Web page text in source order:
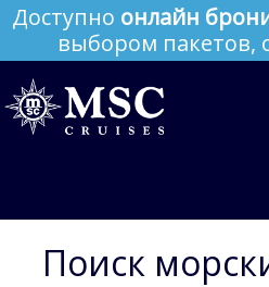
Доступно онлайн
выбором пакетов,
Поиск